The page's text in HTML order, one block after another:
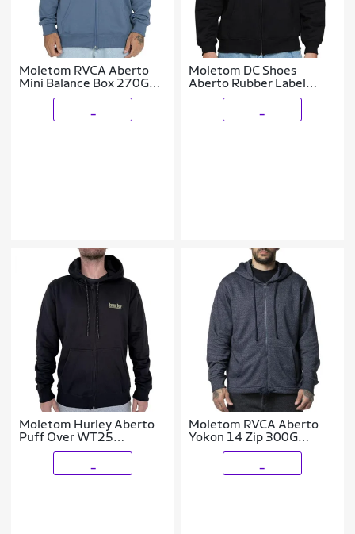
Moletom RVCA Aberto
Mini Balance Box 270G
WT25
Moletom DC Shoes
Aberto Rubber Label
WT24 Masculina
Moletom Hurley Aberto
Puff Over WT25
Masculino
Moletom RVCA Aberto
Yokon 14 Zip 300G
WT24